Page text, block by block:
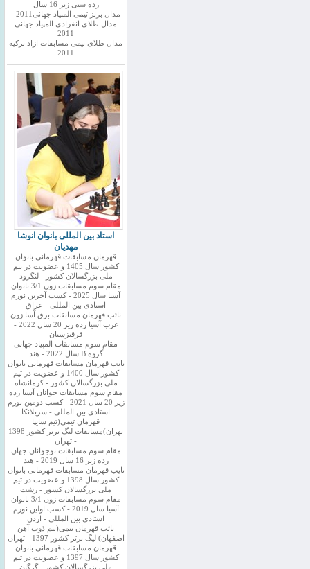
رده سنی زیر 16 سال
مدال برنز تیمی المپیاد جهانی2011 -
مدال طلای انفرادی المپیاد جهانی
2011
مدال طلای تیمی مسابقات ازاد ترکیه
2011
استاد بین المللی بانوان انوشا
مهدیان
قهرمان مسابقات قهرمانی بانوان
کشور سال 1405 و عضویت در تیم
ملی بزرگسالان کشور - لنگرود
مقام سوم مسابقات زون 3/1 بانوان
آسیا سال 2025 - کسب آخرین نورم
استادی بین المللی - عراق
نائب قهرمان مسابقات برق آسا زون
غرب آسیا رده زیر 20 سال 2022 -
قرقیزستان
مقام سوم مسابقات المپیاد جهانی
گروه B سال 2022 - هند
نایب قهرمان مسابقات قهرمانی بانوان
کشور سال 1400 و عضویت در تیم
ملی بزرگسالان کشور - کرمانشاه
مقام سوم مسابقات جوانان آسیا رده
زیر 20 سال 2021 - کسب دومین نورم
استادی بین المللی - سریلانکا
قهرمان تیمی(تیم سایپا
تهران)مسابقات لیگ برتر کشور 1398
- تهران
مقام سوم مسابقات نوجوانان جهان
رده زیر 16 سال 2019 - هند
نایب قهرمان مسابقات قهرمانی بانوان
کشور سال 1398 و عضویت در تیم
ملی بزرگسالان کشور - رشت
مقام سوم مسابقات زون 3/1 بانوان
آسیا سال 2019 - کسب اولین نورم
استادی بین المللی - اردن
نائب قهرمان تیمی(تیم ذوب آهن
اصفهان) لیگ برتر کشور 1397 - تهران
قهرمان مسابقات قهرمانی بانوان
کشور سال 1397 و عضویت در تیم
ملی بزرگسالان کشور - گرگان